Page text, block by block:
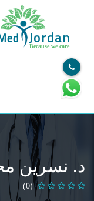
Jordan
Because we care
د. نسرين
(0)